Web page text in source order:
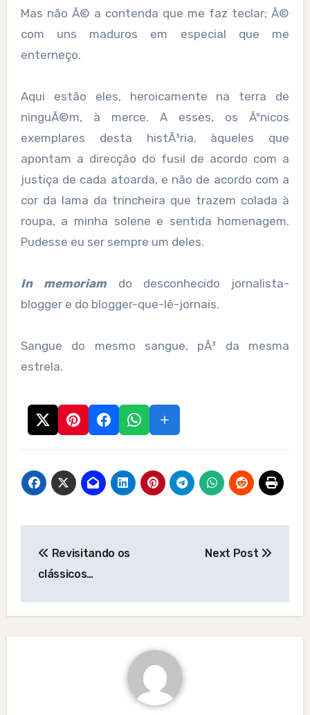
Mas não Ã© a contenda que me faz teclar; Ã©
com uns maduros em especial que me
enterneço.
Aqui estão eles, heroicamente na terra de
ninguÃ©m, à merce. A esses, os Ãºnicos
exemplares desta histÃ³ria, àqueles que
apontam a direcção do fusil de acordo com a
justiça de cada atoarda, e não de acordo com a
cor da lama da trincheira que trazem colada à
roupa, a minha solene e sentida homenagem.
Pudesse eu ser sempre um deles.
In memoriam do desconhecido jornalista-
blogger e do blogger-que-lê-jornais.
Sangue do mesmo sangue, pÃ³ da mesma
estrela.
navigation
Revisitando os
clássicos…
Next Post